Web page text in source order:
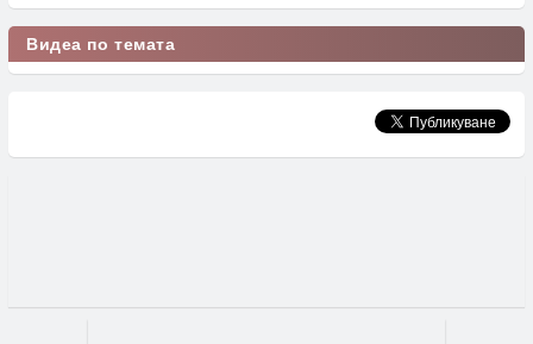
Видеа по темата